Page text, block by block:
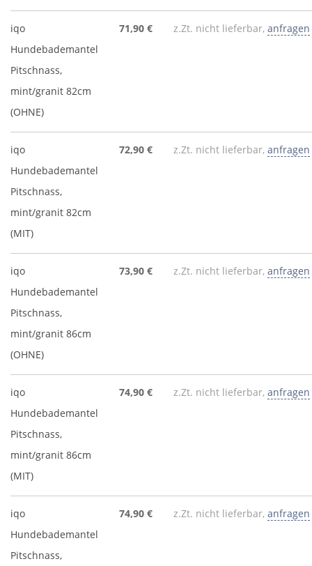
iqo
Hundebademantel
Pitschnass,
mint/granit 82cm
(OHNE)
71,90 € z.Zt. nicht lieferbar, anfragen
iqo
Hundebademantel
Pitschnass,
mint/granit 82cm
(MIT)
72,90 € z.Zt. nicht lieferbar, anfragen
iqo
Hundebademantel
Pitschnass,
mint/granit 86cm
(OHNE)
73,90 € z.Zt. nicht lieferbar, anfragen
iqo
Hundebademantel
Pitschnass,
mint/granit 86cm
(MIT)
74,90 € z.Zt. nicht lieferbar, anfragen
iqo
Hundebademantel
Pitschnass,
74,90 € z.Zt. nicht lieferbar, anfragen